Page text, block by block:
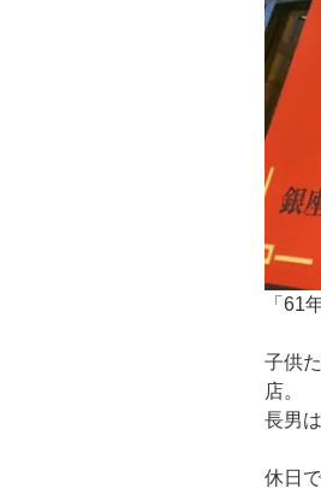
「61
子供
店。
長男
休日